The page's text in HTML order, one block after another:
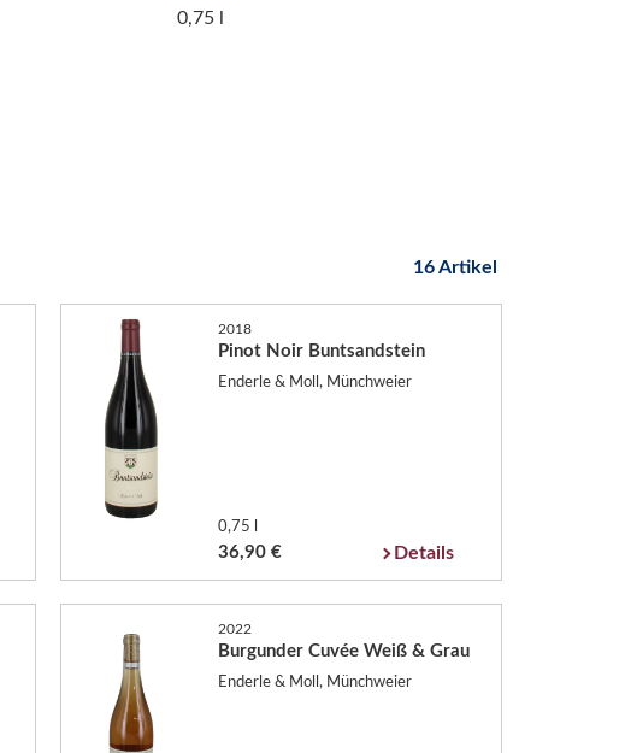
0,75 l
16 Artikel
2018
Pinot Noir Buntsandstein
Enderle & Moll, Münchweier
0,75 l
36,90 € Details
2022
Burgunder Cuvée Weiß & Grau
Enderle & Moll, Münchweier